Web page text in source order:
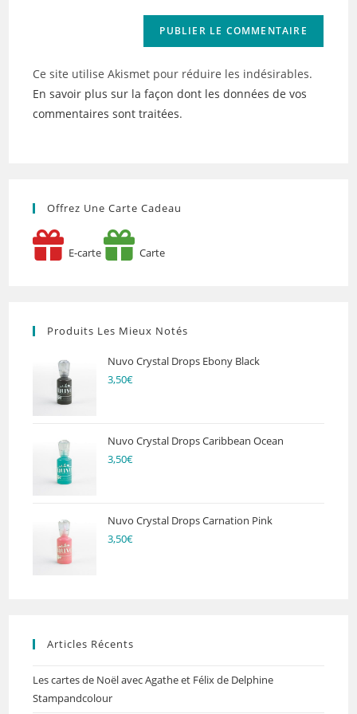
Ce site utilise Akismet pour réduire les indésirables.
En savoir plus sur la façon dont les données de vos
commentaires sont traitées.
Offrez Une Carte Cadeau
E-carte Carte
Produits Les Mieux Notés
Nuvo Crystal Drops Ebony Black
3,50€
Nuvo Crystal Drops Caribbean Ocean
3,50€
Nuvo Crystal Drops Carnation Pink
3,50€
Articles Récents
Les cartes de Noël avec Agathe et Félix de Delphine
Stampandcolour